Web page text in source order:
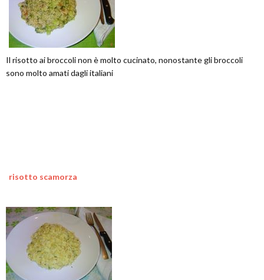
Il risotto ai broccoli non è molto cucinato, nonostante gli broccoli
sono molto amati dagli italiani
risotto scamorza